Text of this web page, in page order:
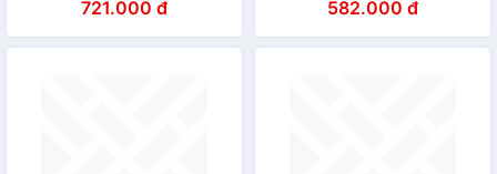
721.000 đ 582.000 đ